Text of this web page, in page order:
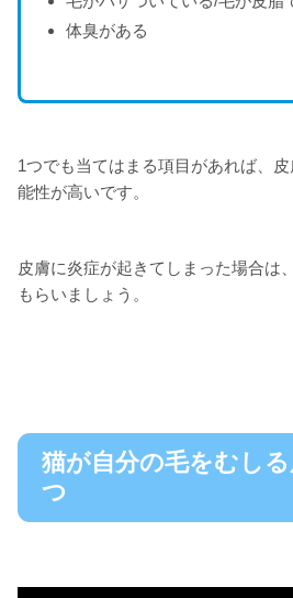
体臭がある
1つでも当てはまる項目があれば、
能性が高いです。
皮膚に炎症が起きてしまった場合は
もらいましょう。
猫が自分の毛をむし
つ